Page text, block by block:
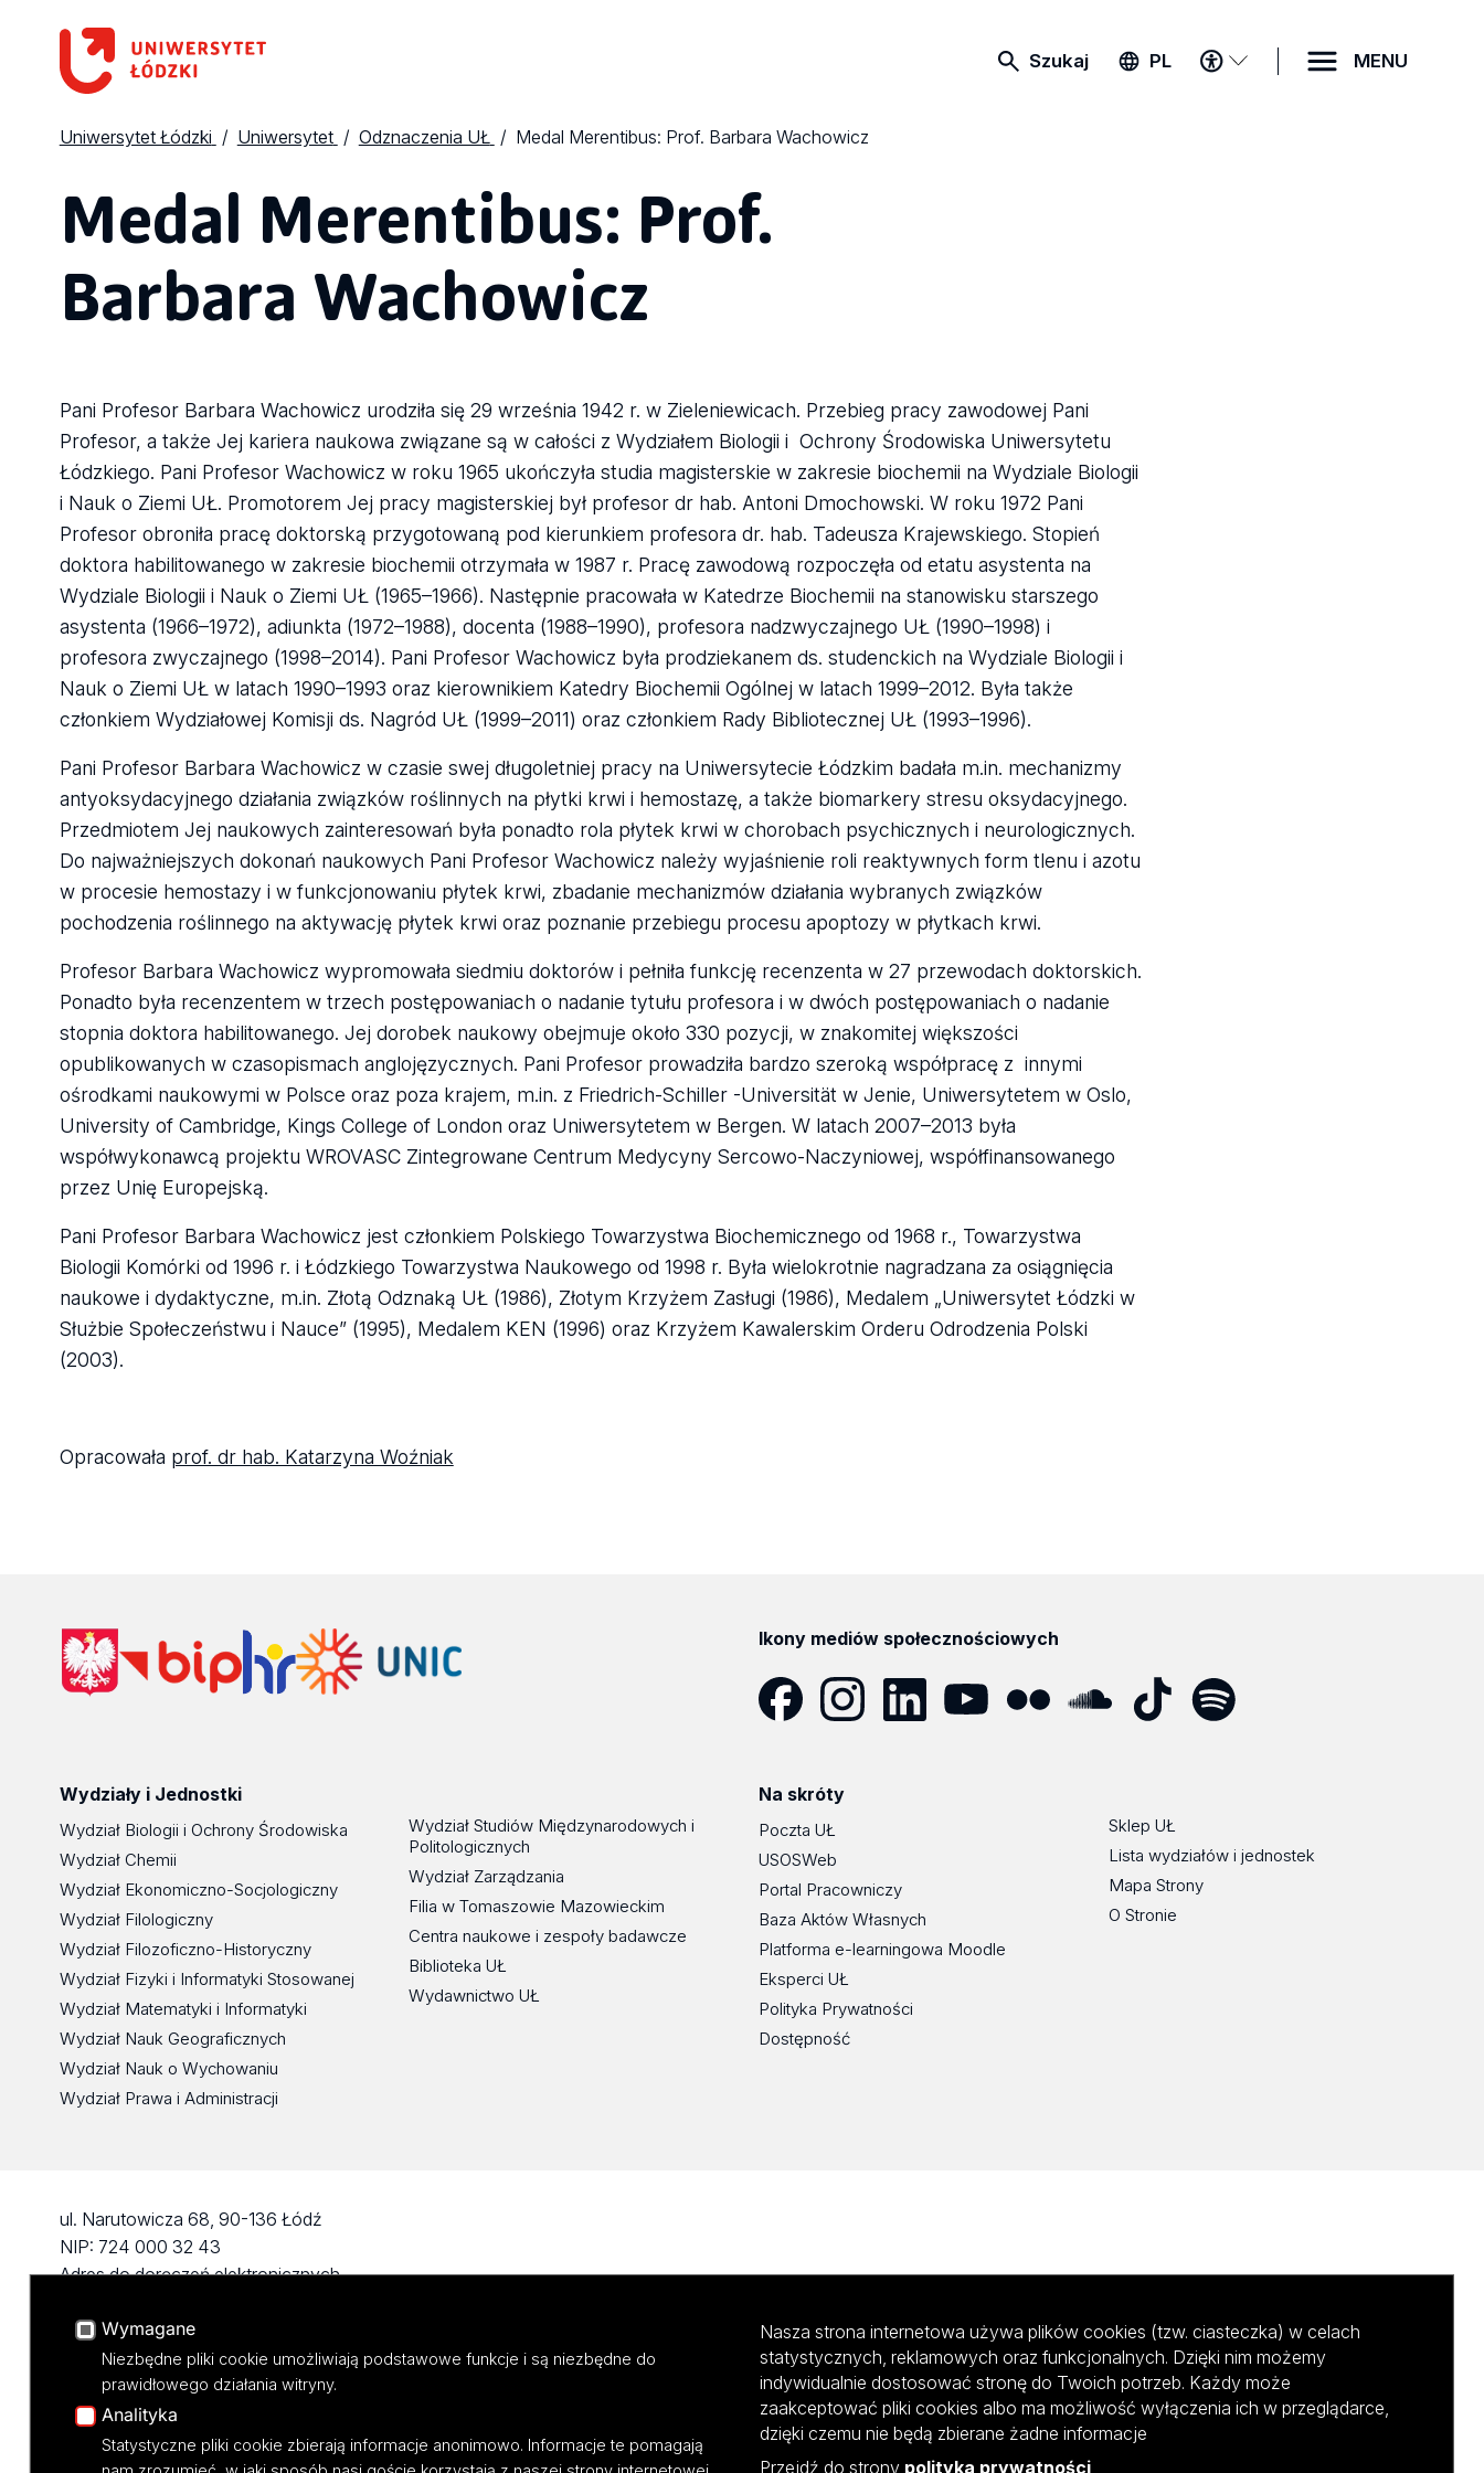
Szukaj PL
MENU
DOSTĘPNOŚCI
MENU
Uniwersytet Łódzki Uniwersytet Odznaczenia UŁ Medal Merentibus: Prof. Barbara Wachowicz
Medal Merentibus: Prof.
Barbara Wachowicz
Pani Profesor Barbara Wachowicz urodziła się 29 września 1942 r. w Zieleniewicach. Przebieg pracy zawodowej Pani
Profesor, a także Jej kariera naukowa związane są w całości z Wydziałem Biologii i Ochrony Środowiska Uniwersytetu
Łódzkiego. Pani Profesor Wachowicz w roku 1965 ukończyła studia magisterskie w zakresie biochemii na Wydziale Biologii
i Nauk o Ziemi UŁ. Promotorem Jej pracy magisterskiej był profesor dr hab. Antoni Dmochowski. W roku 1972 Pani
Profesor obroniła pracę doktorską przygotowaną pod kierunkiem profesora dr. hab. Tadeusza Krajewskiego. Stopień
doktora habilitowanego w zakresie biochemii otrzymała w 1987 r. Pracę zawodową rozpoczęła od etatu asystenta na
Wydziale Biologii i Nauk o Ziemi UŁ (1965–1966). Następnie pracowała w Katedrze Biochemii na stanowisku starszego
asystenta (1966–1972), adiunkta (1972–1988), docenta (1988–1990), profesora nadzwyczajnego UŁ (1990–1998) i
profesora zwyczajnego (1998–2014). Pani Profesor Wachowicz była prodziekanem ds. studenckich na Wydziale Biologii i
Nauk o Ziemi UŁ w latach 1990–1993 oraz kierownikiem Katedry Biochemii Ogólnej w latach 1999–2012. Była także
członkiem Wydziałowej Komisji ds. Nagród UŁ (1999–2011) oraz członkiem Rady Bibliotecznej UŁ (1993–1996).
Pani Profesor Barbara Wachowicz w czasie swej długoletniej pracy na Uniwersytecie Łódzkim badała m.in. mechanizmy
antyoksydacyjnego działania związków roślinnych na płytki krwi i hemostazę, a także biomarkery stresu oksydacyjnego.
Przedmiotem Jej naukowych zainteresowań była ponadto rola płytek krwi w chorobach psychicznych i neurologicznych.
Do najważniejszych dokonań naukowych Pani Profesor Wachowicz należy wyjaśnienie roli reaktywnych form tlenu i azotu
w procesie hemostazy i w funkcjonowaniu płytek krwi, zbadanie mechanizmów działania wybranych związków
pochodzenia roślinnego na aktywację płytek krwi oraz poznanie przebiegu procesu apoptozy w płytkach krwi.
Profesor Barbara Wachowicz wypromowała siedmiu doktorów i pełniła funkcję recenzenta w 27 przewodach doktorskich.
Ponadto była recenzentem w trzech postępowaniach o nadanie tytułu profesora i w dwóch postępowaniach o nadanie
stopnia doktora habilitowanego. Jej dorobek naukowy obejmuje około 330 pozycji, w znakomitej większości
opublikowanych w czasopismach anglojęzycznych. Pani Profesor prowadziła bardzo szeroką współpracę z innymi
ośrodkami naukowymi w Polsce oraz poza krajem, m.in. z Friedrich-Schiller -Universität w Jenie, Uniwersytetem w Oslo,
University of Cambridge, Kings College of London oraz Uniwersytetem w Bergen. W latach 2007–2013 była
współwykonawcą projektu WROVASC Zintegrowane Centrum Medycyny Sercowo-Naczyniowej, współfinansowanego
przez Unię Europejską.
Pani Profesor Barbara Wachowicz jest członkiem Polskiego Towarzystwa Biochemicznego od 1968 r., Towarzystwa
Biologii Komórki od 1996 r. i Łódzkiego Towarzystwa Naukowego od 1998 r. Była wielokrotnie nagradzana za osiągnięcia
naukowe i dydaktyczne, m.in. Złotą Odznaką UŁ (1986), Złotym Krzyżem Zasługi (1986), Medalem „Uniwersytet Łódzki w
Służbie Społeczeństwu i Nauce” (1995), Medalem KEN (1996) oraz Krzyżem Kawalerskim Orderu Odrodzenia Polski
(2003).
Opracowała prof. dr hab. Katarzyna Woźniak
Ikony mediów społecznościowych
Wydziały i Jednostki
Wydział Biologii i Ochrony Środowiska
Wydział Chemii
Wydział Ekonomiczno-Socjologiczny
Wydział Filologiczny
Wydział Filozoficzno-Historyczny
Wydział Fizyki i Informatyki Stosowanej
Wydział Matematyki i Informatyki
Wydział Nauk Geograficznych
Wydział Nauk o Wychowaniu
Wydział Prawa i Administracji
Wydział Studiów Międzynarodowych i
Politologicznych
Wydział Zarządzania
Filia w Tomaszowie Mazowieckim
Centra naukowe i zespoły badawcze
Biblioteka UŁ
Wydawnictwo UŁ
Na skróty
Poczta UŁ
USOSWeb
Portal Pracowniczy
Baza Aktów Własnych
Platforma e-learningowa Moodle
Eksperci UŁ
Polityka Prywatności
Dostępność
Sklep UŁ
Lista wydziałów i jednostek
Mapa Strony
O Stronie
ul. Narutowicza 68, 90-136 Łódź
NIP: 724 000 32 43
Adres do doręczeń elektronicznych
KONTAKT
Wymagane
Niezbędne pliki cookie umożliwiają podstawowe funkcje i są niezbędne do
prawidłowego działania witryny.
Analityka
Statystyczne pliki cookie zbierają informacje anonimowo. Informacje te pomagają
Nasza strona internetowa używa plików cookies (tzw. ciasteczka) w celach
statystycznych, reklamowych oraz funkcjonalnych. Dzięki nim możemy
indywidualnie dostosować stronę do Twoich potrzeb. Każdy może
zaakceptować pliki cookies albo ma możliwość wyłączenia ich w przeglądarce,
dzięki czemu nie będą zbierane żadne informacje
Przejdź do strony polityka prywatności